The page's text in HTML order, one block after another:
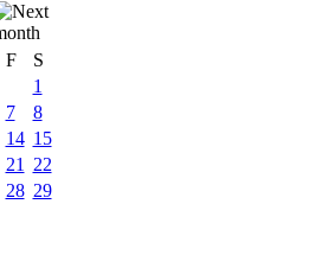
F
S
1
7
8
14 15
21
22
28 29